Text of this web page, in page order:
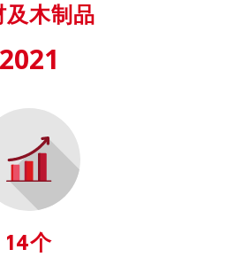
及木制品
2021
14个